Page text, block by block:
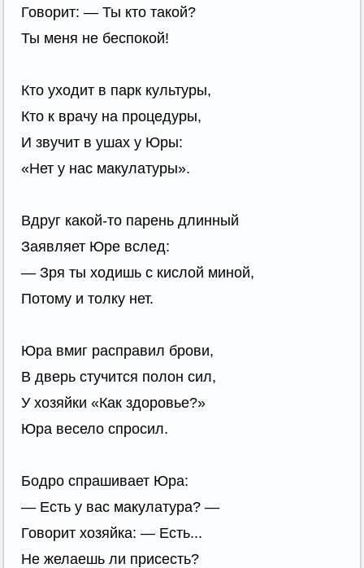
Говорит: — Ты кто такой?
Ты меня не беспокой!
Кто уходит в парк культуры,
Кто к врачу на процедуры,
И звучит в ушах у Юры:
«Нет у нас макулатуры».
Вдруг какой-то парень длинный
Заявляет Юре вслед:
— Зря ты ходишь с кислой миной,
Потому и толку нет.
Юра вмиг расправил брови,
В дверь стучится полон сил,
У хозяйки «Как здоровье?»
Юра весело спросил.
Бодро спрашивает Юра:
— Есть у вас макулатура? —
Говорит хозяйка: — Есть...
Не желаешь ли присесть?